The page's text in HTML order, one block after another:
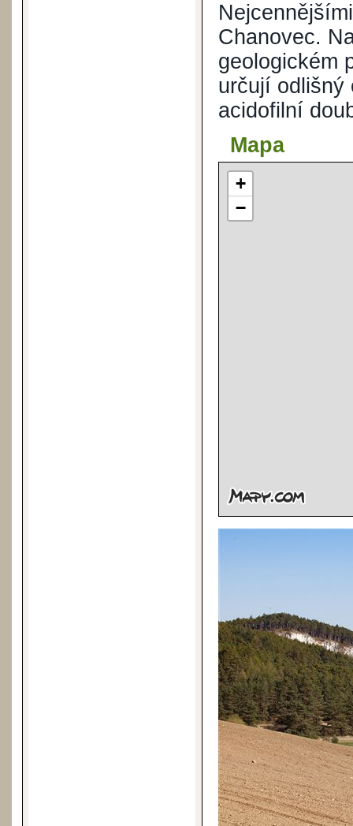
Chanovec.
geologickém
určují odlišný
acidofilní
Mapa